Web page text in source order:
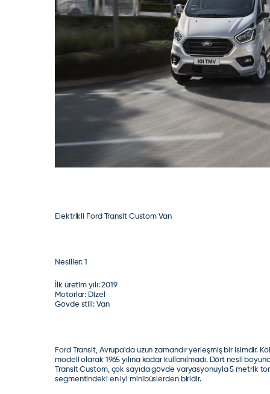
Elektrikli Ford Transit Custom Van
Nesiller: 1
İlk üretim yılı:2019
Motorlar: Dizel
Gövde stili: Van
Ford Transit, Avrupa'da uzun zamandır yerleşmiş bir isimdir.
modeli olarak 1965 yılına kadar kullanılmadı. Dört nesil
Transit Custom, çok sayıda gövde varyasyonuyla 5 metrik
segmentindeki en iyi minibüslerden biridir.